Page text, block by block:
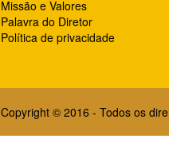
Missão e Valores
Palavra do Diretor
Política de privacidade
Copyright © 2016 - Todos os